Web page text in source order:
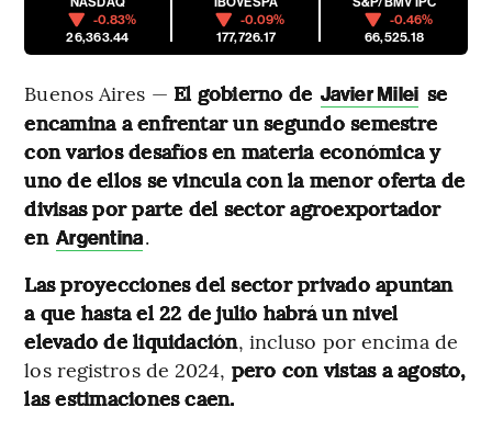
-0.83%
26,363.44
-0.09%
177,726.17
-0.46%
66,525.18
Buenos Aires — El gobierno de Javier Milei se
encamina a enfrentar un segundo semestre
con varios desafíos en materia económica y
uno de ellos se vincula con la menor oferta de
divisas por parte del sector agroexportador
en Argentina.
Las proyecciones del sector privado apuntan
a que hasta el 22 de julio habrá un nivel
elevado de liquidación, incluso por encima de
los registros de 2024, pero con vistas a agosto,
las estimaciones caen.